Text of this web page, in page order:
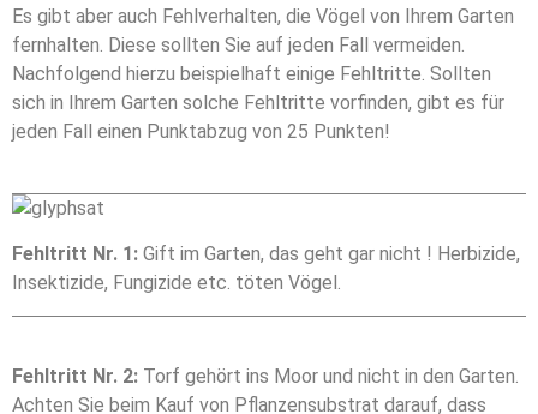
Es gibt aber auch Fehlverhalten, die Vögel von Ihrem Garten
fernhalten. Diese sollten Sie auf jeden Fall vermeiden.
Nachfolgend hierzu beispielhaft einige Fehltritte. Sollten
sich in Ihrem Garten solche Fehltritte vorfinden, gibt es für
jeden Fall einen Punktabzug von 25 Punkten!
Fehltritt Nr. 1: Gift im Garten, das geht gar nicht ! Herbizide,
Insektizide, Fungizide etc. töten Vögel.
Fehltritt Nr. 2: Torf gehört ins Moor und nicht in den Garten.
Achten Sie beim Kauf von Pflanzensubstrat darauf, dass